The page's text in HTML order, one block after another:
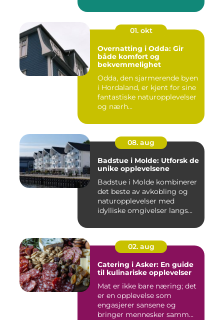
01. okt
Overnatting i Odda: Gir
både komfort og
bekvemmelighet
Odda, den sjarmerende byen
i Hordaland, er kjent for sine
fantastiske naturopplevelser
og nærh...
08. aug
Badstue i Molde: Utforsk de
unike opplevelsene
Badstue i Molde kombinerer
det beste av avkobling og
naturopplevelser med
idylliske omgivelser langs...
02. aug
Catering i Asker: En guide
til kulinariske opplevelser
Mat er ikke bare næring; det
er en opplevelse som
engasjerer sansene og
bringer mennesker samm...